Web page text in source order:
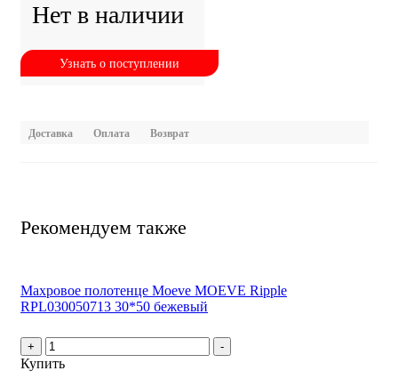
Нет в наличии
Узнать о поступлении
Доставка Оплата Возврат
Рекомендуем также
Махровое полотенце Moeve MOEVE Ripple
RPL030050713 30*50 бежевый
+ -
Купить